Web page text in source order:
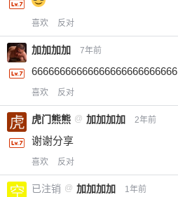
喜欢 反对
加加加加 7年前
66666666666666666666666666
喜欢 反对
虎门熊熊 @ 加加加加 2年前
谢谢分享
喜欢 反对
已注销 @ 加加加加 1年前